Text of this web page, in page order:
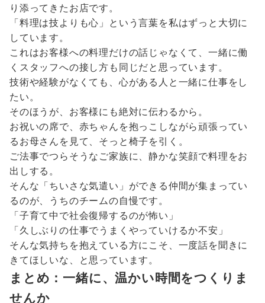
り添ってきたお店です。
「料理は技よりも心」という言葉を私はずっと大切に
しています。
これはお客様への料理だけの話じゃなくて、一緒に働
くスタッフへの接し方も同じだと思っています。
技術や経験がなくても、心がある人と一緒に仕事をし
たい。
そのほうが、お客様にも絶対に伝わるから。
お祝いの席で、赤ちゃんを抱っこしながら頑張ってい
るお母さんを見て、そっと椅子を引く。
ご法事でつらそうなご家族に、静かな笑顔で料理をお
出しする。
そんな「ちいさな気遣い」ができる仲間が集まってい
るのが、うちのチームの自慢です。
「子育て中で社会復帰するのが怖い」
「久しぶりの仕事でうまくやっていけるか不安」
そんな気持ちを抱えている方にこそ、一度話を聞きに
きてほしいな、と思っています。
まとめ：一緒に、温かい時間をつくりま
せんか